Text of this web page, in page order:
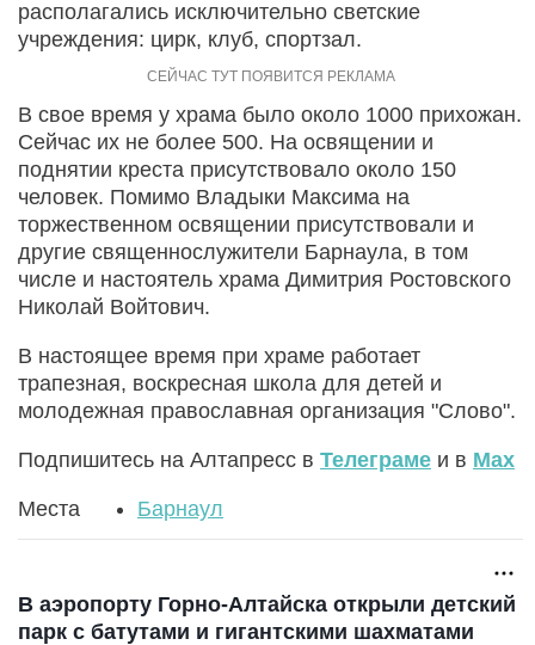
располагались исключительно светские
учреждения: цирк, клуб, спортзал.
В свое время у храма было около 1000 прихожан.
Сейчас их не более 500. На освящении и
поднятии креста присутствовало около 150
человек. Помимо Владыки Максима на
торжественном освящении присутствовали и
другие священнослужители Барнаула, в том
числе и настоятель храма Димитрия Ростовского
Николай Войтович.
В настоящее время при храме работает
трапезная, воскресная школа для детей и
молодежная православная организация "Слово".
Подпишитесь на Алтапресс в Телеграме и в Max
Места Барнаул
В аэропорту Горно-Алтайска открыли детский
парк с батутами и гигантскими шахматами